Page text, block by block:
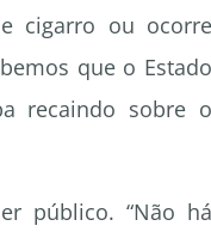
cigarro ou ocorre
que o Estado
recaindo sobre o
público. “Não há